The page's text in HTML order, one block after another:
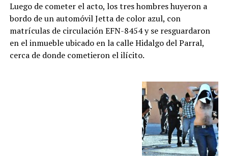
Luego de cometer el acto, los tres hombres huyeron a
bordo de un automóvil Jetta de color azul, con
matrículas de circulación EFN-8454 y se resguardaron
en el inmueble ubicado en la calle Hidalgo del Parral,
cerca de donde cometieron el ilícito.